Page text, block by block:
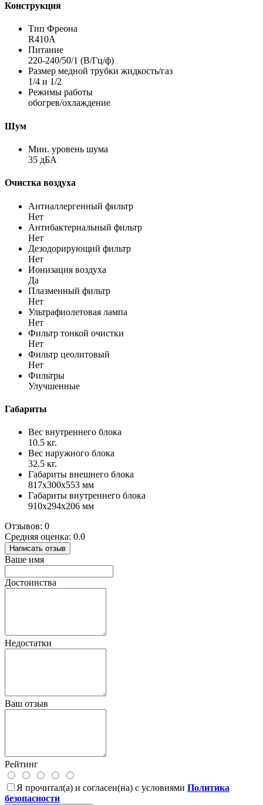
Конструкция
Тип Фреона
R410A
Питание
220-240/50/1 (В/Гц/ф)
Размер медной трубки жидкость/газ
1/4 и 1/2
Режимы работы
обогрев/охлаждение
Шум
Мин. уровень шума
35 дБА
Очистка воздуха
Антиаллергенный фильтр
Нет
Антибактериальный фильтр
Нет
Дезодорирующий фильтр
Нет
Ионизация воздуха
Да
Плазменный фильтр
Нет
Ультрафиолетовая лампа
Нет
Фильтр тонкой очистки
Нет
Фильтр цеолитовый
Нет
Фильтры
Улучшенные
Габариты
Вес внутреннего блока
10.5 кг.
Вес наружного блока
32.5 кг.
Габариты внешнего блока
817x300x553 мм
Габариты внутреннего блока
910x294x206 мм
Отзывов: 0
Средняя оценка: 0.0
Написать отзыв
Ваше имя
Достоинства
Недостатки
Ваш отзыв
Рейтинг
Я прочитал(а) и согласен(на) с условиями Политика
безопасности